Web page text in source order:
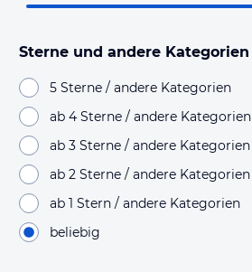
Sterne und andere Kategorien
5 Sterne / andere Kategorien
ab 4 Sterne / andere Kategorien
ab 3 Sterne / andere Kategorien
ab 2 Sterne / andere Kategorien
ab 1 Stern / andere Kategorien
beliebig